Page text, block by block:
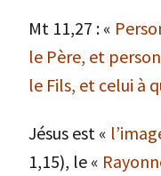
Mt 11,27 : «
le Père, et
le Fils, et celui à
Jésus est «
1,15), le «